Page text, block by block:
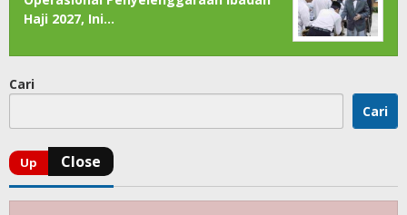
Haji 2027, Ini…
Cari
Cari